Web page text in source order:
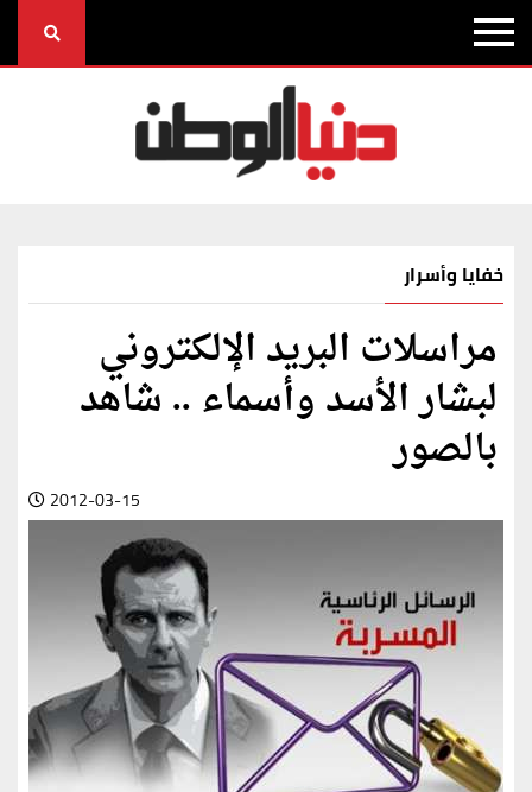
خفايا وأسرار
مراسلات البريد الإلكتروني
لبشار الأسد وأسماء .. شاهد
بالصور
2012-03-15